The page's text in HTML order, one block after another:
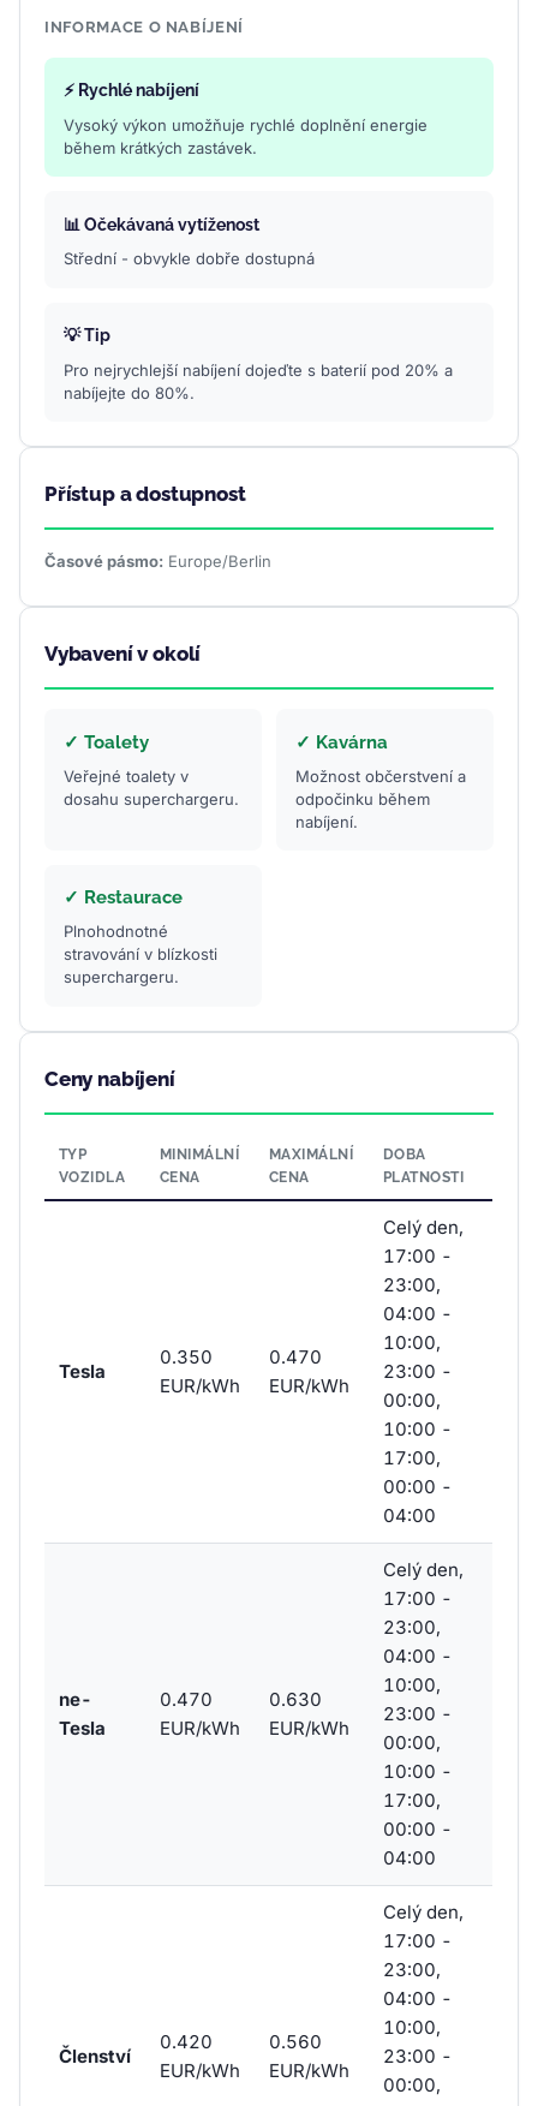
INFORMACE O NABÍJENÍ
⚡ Rychlé nabíjení
Vysoký výkon umožňuje rychlé doplnění energie
během krátkých zastávek.
📊 Očekávaná vytíženost
Střední - obvykle dobře dostupná
💡 Tip
Pro nejrychlejší nabíjení dojeďte s baterií pod 20% a
nabíjejte do 80%.
Přístup a dostupnost
Časové pásmo: Europe/Berlin
Vybavení v okolí
✓ Toalety
Veřejné toalety v
dosahu superchargeru.
✓ Kavárna
Možnost občerstvení a
odpočinku během
nabíjení.
✓ Restaurace
Plnohodnotné
stravování v blízkosti
superchargeru.
Ceny nabíjení
TYP
VOZIDLA
MINIMÁLNÍ
CENA
MAXIMÁLNÍ
CENA
DOBA
PLATNOSTI
Tesla
0.350
EUR/kWh
0.470
EUR/kWh
Celý den,
17:00 -
23:00,
04:00 -
10:00,
23:00 -
00:00,
10:00 -
17:00,
00:00 -
04:00
ne-
Tesla
0.470
EUR/kWh
0.630
EUR/kWh
Celý den,
17:00 -
23:00,
04:00 -
10:00,
23:00 -
00:00,
10:00 -
17:00,
00:00 -
04:00
Členství
0.420
EUR/kWh
0.560
EUR/kWh
Celý den,
17:00 -
23:00,
04:00 -
10:00,
23:00 -
00:00,